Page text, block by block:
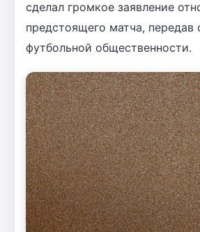
сделал громкое заявление
предстоящего матча, передав
футбольной общественности.